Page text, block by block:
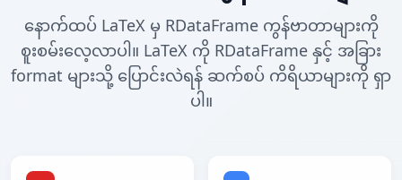
နောက်ထပ် LaTeX မှ RDataFrame ကွန်ဗာတာများကို
စူးစမ်းလေ့လာပါ။ LaTeX ကို RDataFrame နှင့် အခြား
format များသို့ ပြောင်းလဲရန် ဆက်စပ် ကိရိယာများကို ရှာ
ပါ။